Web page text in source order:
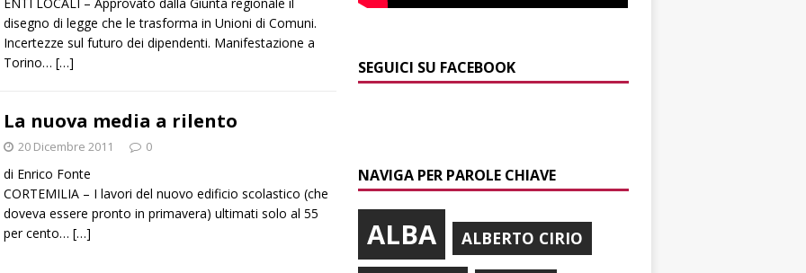
Pollenzo, l’acquedotto romano trova finalmente una “nuova
Regione
ALBA
disegno di legge che le trasforma in Unioni di Comuni.
Incertezze sul futuro dei dipendenti. Manifestazione a
Torino… […]
La nuova media a rilento
20 Dicembre 2011 0
di Enrico Fonte
CORTEMILIA – I lavori del nuovo edificio scolastico (che
doveva essere pronto in primavera) ultimati solo al 55
per cento… […]
SEGUICI SU FACEBOOK
NAVIGA PER PAROLE CHIAVE
ALBA ALBERTO CIRIO